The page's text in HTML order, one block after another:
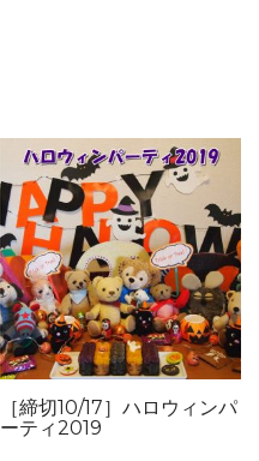
［締切10/17］ハロウィンパ
ーティ2019